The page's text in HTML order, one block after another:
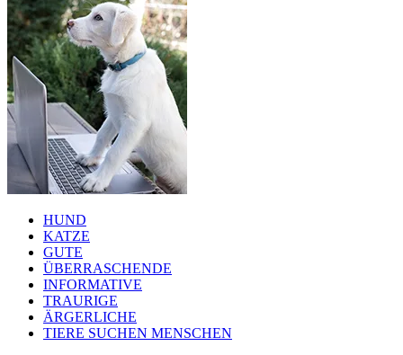
HUND
KATZE
GUTE
ÜBERRASCHENDE
INFORMATIVE
TRAURIGE
ÄRGERLICHE
TIERE SUCHEN MENSCHEN